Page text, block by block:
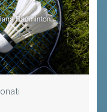
E CONTRATTI